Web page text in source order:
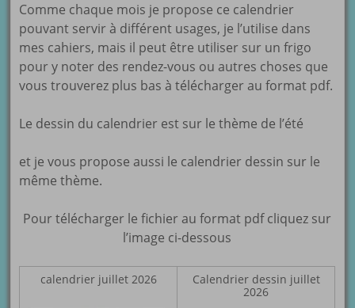
Comme chaque mois je propose ce calendrier
pouvant servir à différent usages, je l’utilise dans
mes cahiers, mais il peut être utiliser sur un frigo
pour y noter des rendez-vous ou autres choses que
vous trouverez plus bas à télécharger au format pdf.
Le dessin du calendrier est sur le thème de l’été
et je vous propose aussi le calendrier dessin sur le
même thème.
Pour télécharger le fichier au format pdf cliquez sur
l’image ci-dessous
calendrier juillet 2026
Calendrier dessin juillet
2026